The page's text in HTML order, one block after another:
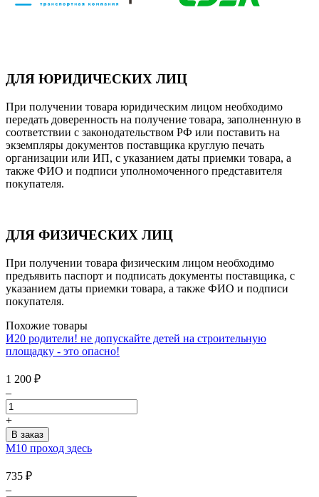
ДЛЯ ЮРИДИЧЕСКИХ ЛИЦ
При получении товара юридическим лицом необходимо
передать доверенность на получение товара, заполненную в
соответствии с законодательством РФ или поставить на
экземпляры документов поставщика круглую печать
организации или ИП, с указанием даты приемки товара, а
также ФИО и подписи уполномоченного представителя
покупателя.
ДЛЯ ФИЗИЧЕСКИХ ЛИЦ
При получении товара физическим лицом необходимо
предъявить паспорт и подписать документы поставщика, с
указанием даты приемки товара, а также ФИО и подписи
покупателя.
Похожие товары
И20 родители! не допускайте детей на строительную
площадку - это опасно!
1 200 ₽
–
+
M10 проход здесь
735 ₽
–